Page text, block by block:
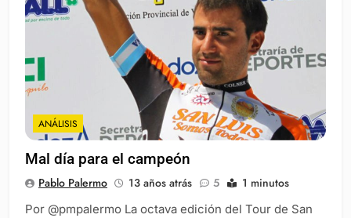
ANÁLISIS
Mal día para el campeón
Pablo Palermo 13 años atrás 5 1 minutos
Por @pmpalermo La octava edición del Tour de San